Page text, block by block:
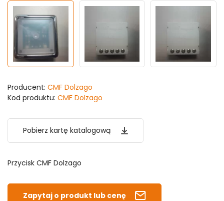
Producent: CMF Dolzago
Kod produktu: CMF Dolzago
Pobierz kartę katalogową
Przycisk CMF Dolzago
Zapytaj o produkt lub cenę